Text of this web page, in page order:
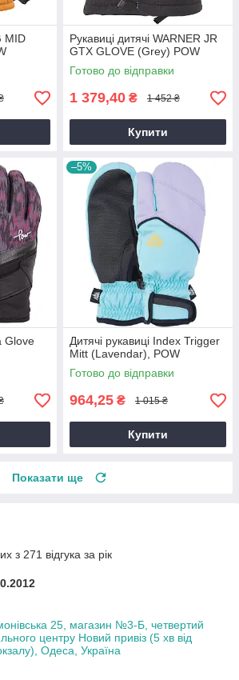
MID
Рукавиці дитячі WARNER JR
GTX GLOVE (Grey) POW
Готово до відправки
1 379,40 ₴ 1 452 ₴
Купити
Glove
–5%
Дитячі рукавиці Index Trigger
Mitt (Lavendar), POW
Готово до відправки
964,25 ₴ 1 015 ₴
Купити
Показати ще
з 271 відгука за рік
25, магазин №3-Б, четвертий
центру Новий привіз (5 хв від
Одеса, Україна